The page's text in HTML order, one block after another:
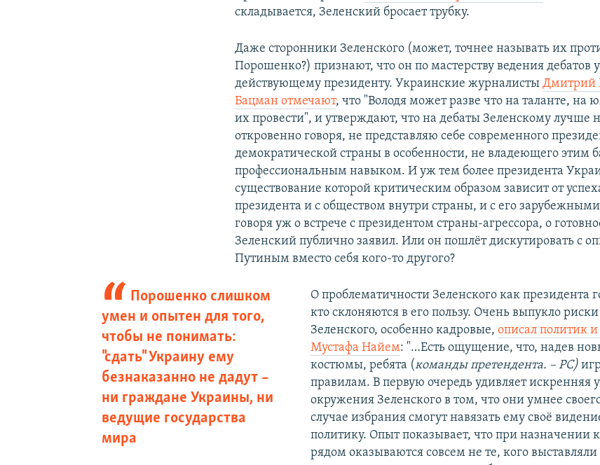
складывается, Зеленский бросает трубку.
Даже сторонники Зеленского (может, точнее называть их
Порошенко?) признают, что он по мастерству ведения дебатов
действующему президенту. Украинские журналистыДмитрий
Бацман отмечают, что "Володя может разве что на таланте, на
их провести", и утверждают, что на дебаты Зеленскому лучше
откровенно говоря, не представляю себе современного
демократической страны в особенности, не владеющего этим
профессиональным навыком. И уж тем более президента
существование которой критическим образом зависит от
президента и с обществом внутри страны, и с его
говоря уж о встрече с президентом страны-агрессора, о
Зеленский публично заявил. Или он пошлёт дискутировать с
Путиным вместо себя кого-то другого?
Порошенко слишком
умен и опытен для того,
чтобы не понимать:
"сдать" Украину ему
безнаказанно не дадут –
ни граждане Украины, ни
ведущие государства
мира
О проблематичности Зеленского как президента
кто склоняются в его пользу. Очень выпукло
Зеленского, особенно кадровые, описал политик
Мустафа Найем: "…Есть ощущение, что, надев
костюмы, ребята (команды претендента. – РС)
правилам. В первую очередь удивляет искренняя
окружения Зеленского в том, что они умнее
случае избрания смогут навязать ему своё
политику. Опыт показывает, что при назначении
рядом оказываются совсем не те, кого